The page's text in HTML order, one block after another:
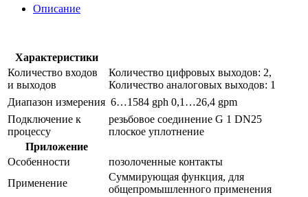
датчик
потока
Описание
Характеристики
Количество входов
и выходов
Количество цифровых выходов: 2,
Количество аналоговых выходов: 1
Диапазон измерения 6…1584 gph 0,1…26,4 gpm
Подключение к
процессу
резьбовое соединение G 1 DN25
плоское уплотнение
Приложение
Особенности
позолоченные контакты
Применение
Суммирующая функция, для
общепромышленного применения